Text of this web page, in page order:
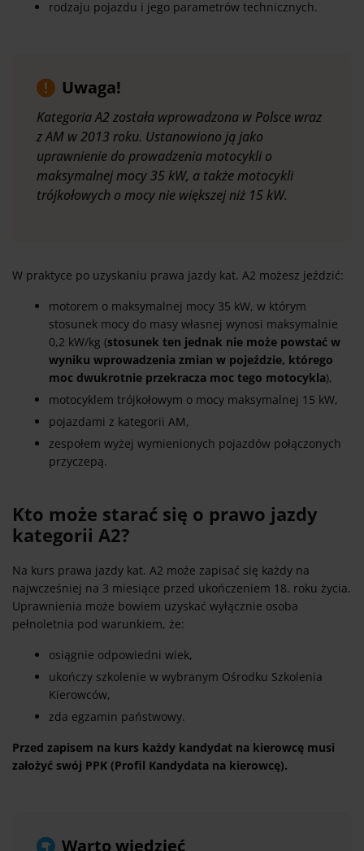
rodzaju pojazdu i jego parametrów technicznych.
Uwaga!
Kategoria A2 została wprowadzona w Polsce wraz
z AM w 2013 roku. Ustanowiono ją jako
uprawnienie do prowadzenia motocykli o
maksymalnej mocy 35 kW, a także motocykli
trójkołowych o mocy nie większej niż 15 kW.
W praktyce po uzyskaniu prawa jazdy kat. A2 możesz jeździć:
motorem o maksymalnej mocy 35 kW, w którym
stosunek mocy do masy własnej wynosi maksymalnie
0,2 kW/kg (stosunek ten jednak nie może powstać w
wyniku wprowadzenia zmian w pojeździe, którego
moc dwukrotnie przekracza moc tego motocykla),
motocyklem trójkołowym o mocy maksymalnej 15 kW,
pojazdami z kategorii AM,
zespołem wyżej wymienionych pojazdów połączonych
przyczepą.
Kto może starać się o prawo jazdy
kategorii A2?
Na kurs prawa jazdy kat. A2 może zapisać się każdy na
najwcześniej na 3 miesiące przed ukończeniem 18. roku życia.
Uprawnienia może bowiem uzyskać wyłącznie osoba
pełnoletnia pod warunkiem, że:
osiągnie odpowiedni wiek,
ukończy szkolenie w wybranym Ośrodku Szkolenia
Kierowców,
zda egzamin państwowy.
Przed zapisem na kurs każdy kandydat na kierowcę musi
założyć swój PPK (Profil Kandydata na kierowcę).
Warto wiedzieć